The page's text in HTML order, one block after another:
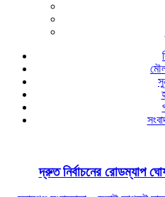
দ্রুত নির্বাচনের রোডম্যাপ